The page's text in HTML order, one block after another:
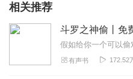
相关推荐
斗罗之神偷丨免
有声书 172.52